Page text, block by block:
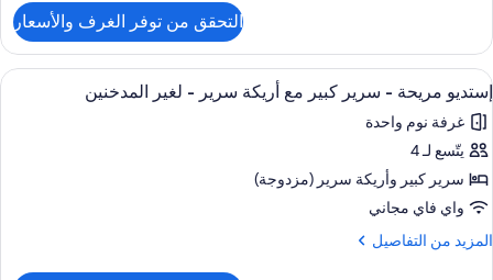
-
لغير
المدخنين
-
بمنظر
للمسبح
إستديو
مريحة
-
سرير
كبير
مع
سرير
-
المدخنين
التحقق من توفر الغرف والأسعار
استعراض
جميع
صور
إستديو
مريحة
-
سرير
كبير
12
إستديو مريحة - سرير كبير مع أريكة سرير - لغير المدخنين
غرفة نوم واحدة
يتّسع لـ 4
سرير كبير‫‬ وأريكة سرير (مزدوجة)
واي فاي مجاني
المزيد من التفاصيل
المزيد